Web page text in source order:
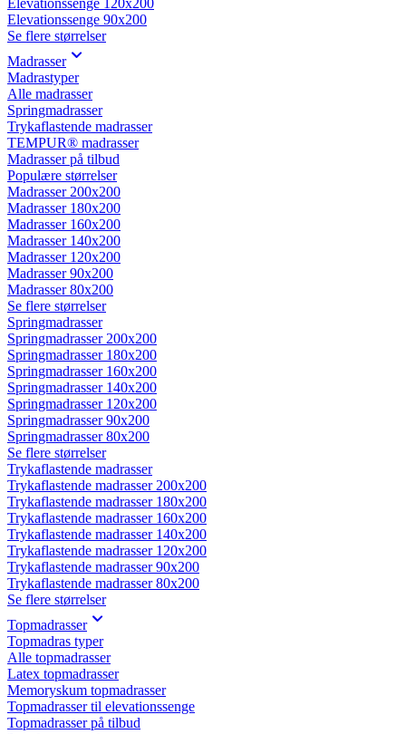
Elevationssenge 120x200
Elevationssenge 90x200
Se flere størrelser
Madrasser
Madrastyper
Alle madrasser
Springmadrasser
Trykaflastende madrasser
TEMPUR® madrasser
Madrasser på tilbud
Populære størrelser
Madrasser 200x200
Madrasser 180x200
Madrasser 160x200
Madrasser 140x200
Madrasser 120x200
Madrasser 90x200
Madrasser 80x200
Se flere størrelser
Springmadrasser
Springmadrasser 200x200
Springmadrasser 180x200
Springmadrasser 160x200
Springmadrasser 140x200
Springmadrasser 120x200
Springmadrasser 90x200
Springmadrasser 80x200
Se flere størrelser
Trykaflastende madrasser
Trykaflastende madrasser 200x200
Trykaflastende madrasser 180x200
Trykaflastende madrasser 160x200
Trykaflastende madrasser 140x200
Trykaflastende madrasser 120x200
Trykaflastende madrasser 90x200
Trykaflastende madrasser 80x200
Se flere størrelser
Topmadrasser
Topmadras typer
Alle topmadrasser
Latex topmadrasser
Memoryskum topmadrasser
Topmadrasser til elevationssenge
Topmadrasser på tilbud